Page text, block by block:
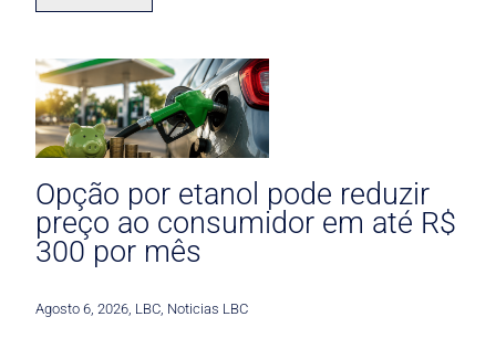
Opção por etanol pode reduzir
preço ao consumidor em até R$
300 por mês
Agosto 6, 2026 LBC Noticias LBC